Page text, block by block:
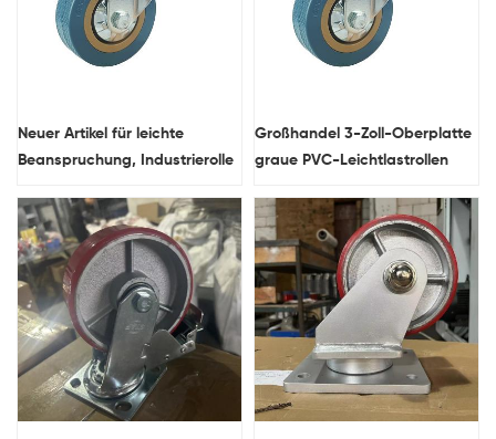
Neuer Artikel für leichte
Beanspruchung, Industrierolle
Gleitlager und doppeltem
Kugelkranz und Schwenkkopf
Großhandel 3-Zoll-Oberplatte
graue PVC-Leichtlastrollen